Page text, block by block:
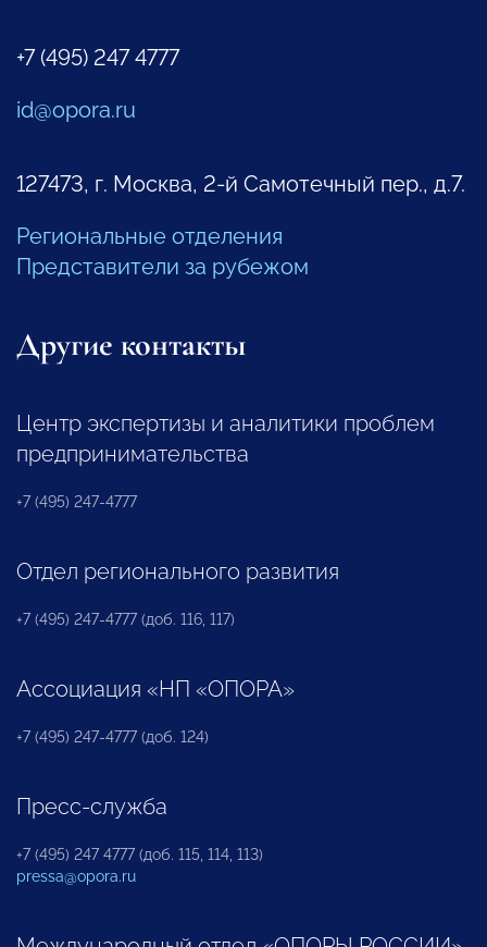
+7 (495) 247 4777
id@opora.ru
127473, г. Москва, 2-й Самотечный пер., д.7.
Региональные отделения
Представители за рубежом
Другие контакты
Центр экспертизы и аналитики проблем
предпринимательства
+7 (495) 247-4777
Отдел регионального развития
+7 (495) 247-4777 (доб. 116, 117)
Ассоциация «НП «ОПОРА»
+7 (495) 247-4777 (доб. 124)
Пресс-служба
+7 (495) 247 4777 (доб. 115, 114, 113)
pressa@opora.ru